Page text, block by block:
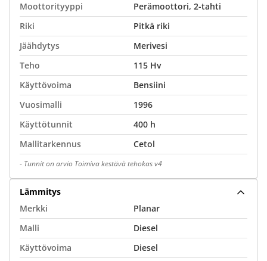
Moottorityyppi
Perämoottori, 2-tahti
Riki
Pitkä riki
Jäähdytys
Merivesi
Teho
115 Hv
Käyttövoima
Bensiini
Vuosimalli
1996
Käyttötunnit
400 h
Mallitarkennus
Cetol
- Tunnit on arvio Toimiva kestävä tehokas v4
Lämmitys
Merkki
Planar
Malli
Diesel
Käyttövoima
Diesel